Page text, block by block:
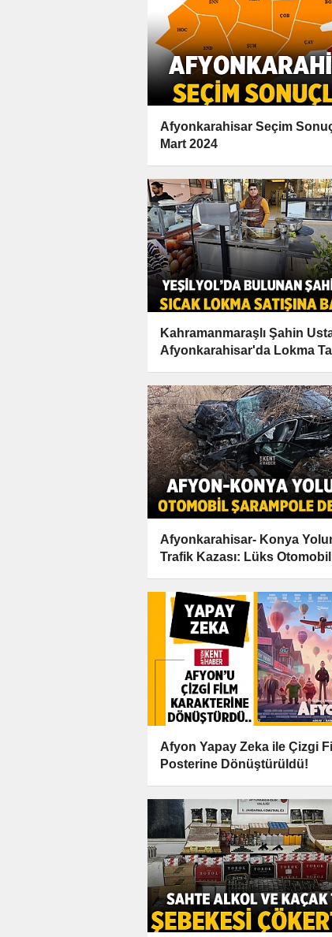
Afyonkarahisar Seçim
Mart 2024
Kahramanmaraşlı Şahin
Afyonkarahisar'da Lokma
Afyonkarahisar- Konya
Trafik Kazası: Lüks Otomobil
Afyon Yapay Zeka ile Çizgi
Posterine Dönüştürüldü!